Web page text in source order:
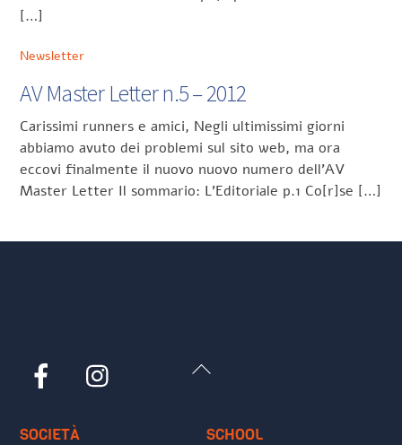
[…]
Newsletter
AV Master Letter n.5 – 2012
Carissimi runners e amici, Negli ultimissimi giorni
abbiamo avuto dei problemi sul sito web, ma ora
eccovi finalmente il nuovo nuovo numero dell’AV
Master Letter Il sommario: L’Editoriale p.1 Co[r]se […]
Back
Facebook
SOCIETÀ SCHOOL